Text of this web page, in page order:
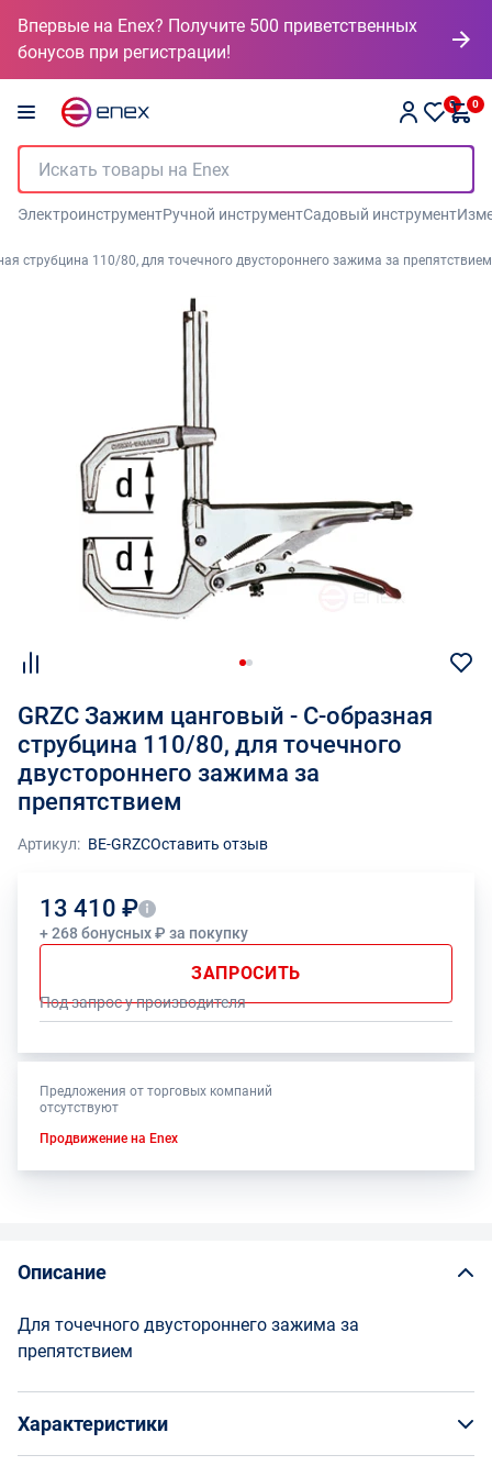
Впервые на Enex? Получите 500 приветственных
бонусов при регистрации!
0 0
ЭлектроинструментРучной инструментСадовый инструмент
струбцина 110/80, для точечного двустороннего зажима за препятствием
GRZC Зажим цанговый - C-образная
струбцина 110/80, для точечного
двустороннего зажима за
препятствием
Артикул: BE-GRZCОставить отзыв
13 410 ₽
+ 268 бонусных ₽ за покупку
ЗАПРОСИТЬ
Под запрос у производителя
Предложения от торговых компаний
отсутствуют
Продвижение на Enex
Описание
Для точечного двустороннего зажима за
препятствием
Характеристики